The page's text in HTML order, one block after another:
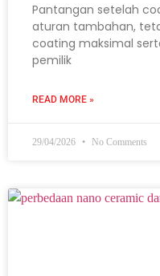
Pantangan setelah
aturan tambahan,
coating maksimal
pemilik
READ MORE »
29/04/2026 No Comments